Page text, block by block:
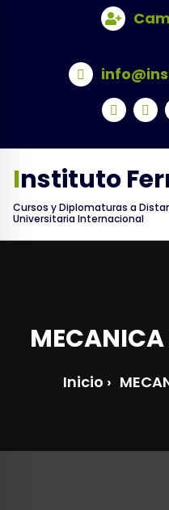
Instituto
Cursos y Diplomaturas a
Universitaria Internacional
Inicio ›